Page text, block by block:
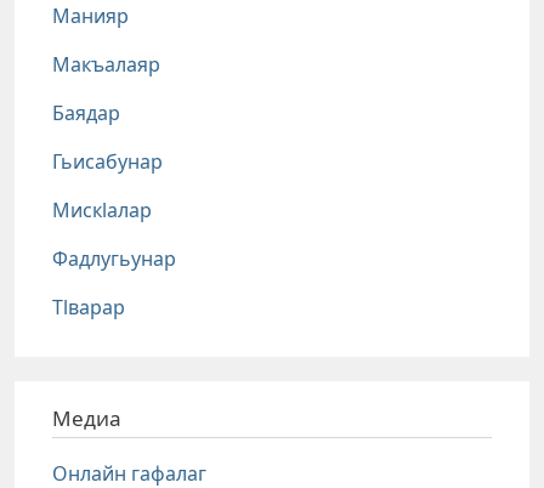
Манияр
Макъалаяр
Баядар
Гьисабунар
Мискlалар
Фадлугьунар
Тlварар
Медиа
Онлайн гафалаг